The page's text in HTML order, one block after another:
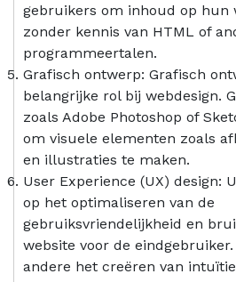
gebruikers om inhoud op hun
zonder kennis van HTML of
programmeertalen.
Grafisch ontwerp: Grafisch
belangrijke rol bij webdesign.
zoals Adobe Photoshop of
om visuele elementen zoals
en illustraties te maken.
User Experience (UX) design:
op het optimaliseren van de
gebruiksvriendelijkheid en
website voor de
andere het creëren van